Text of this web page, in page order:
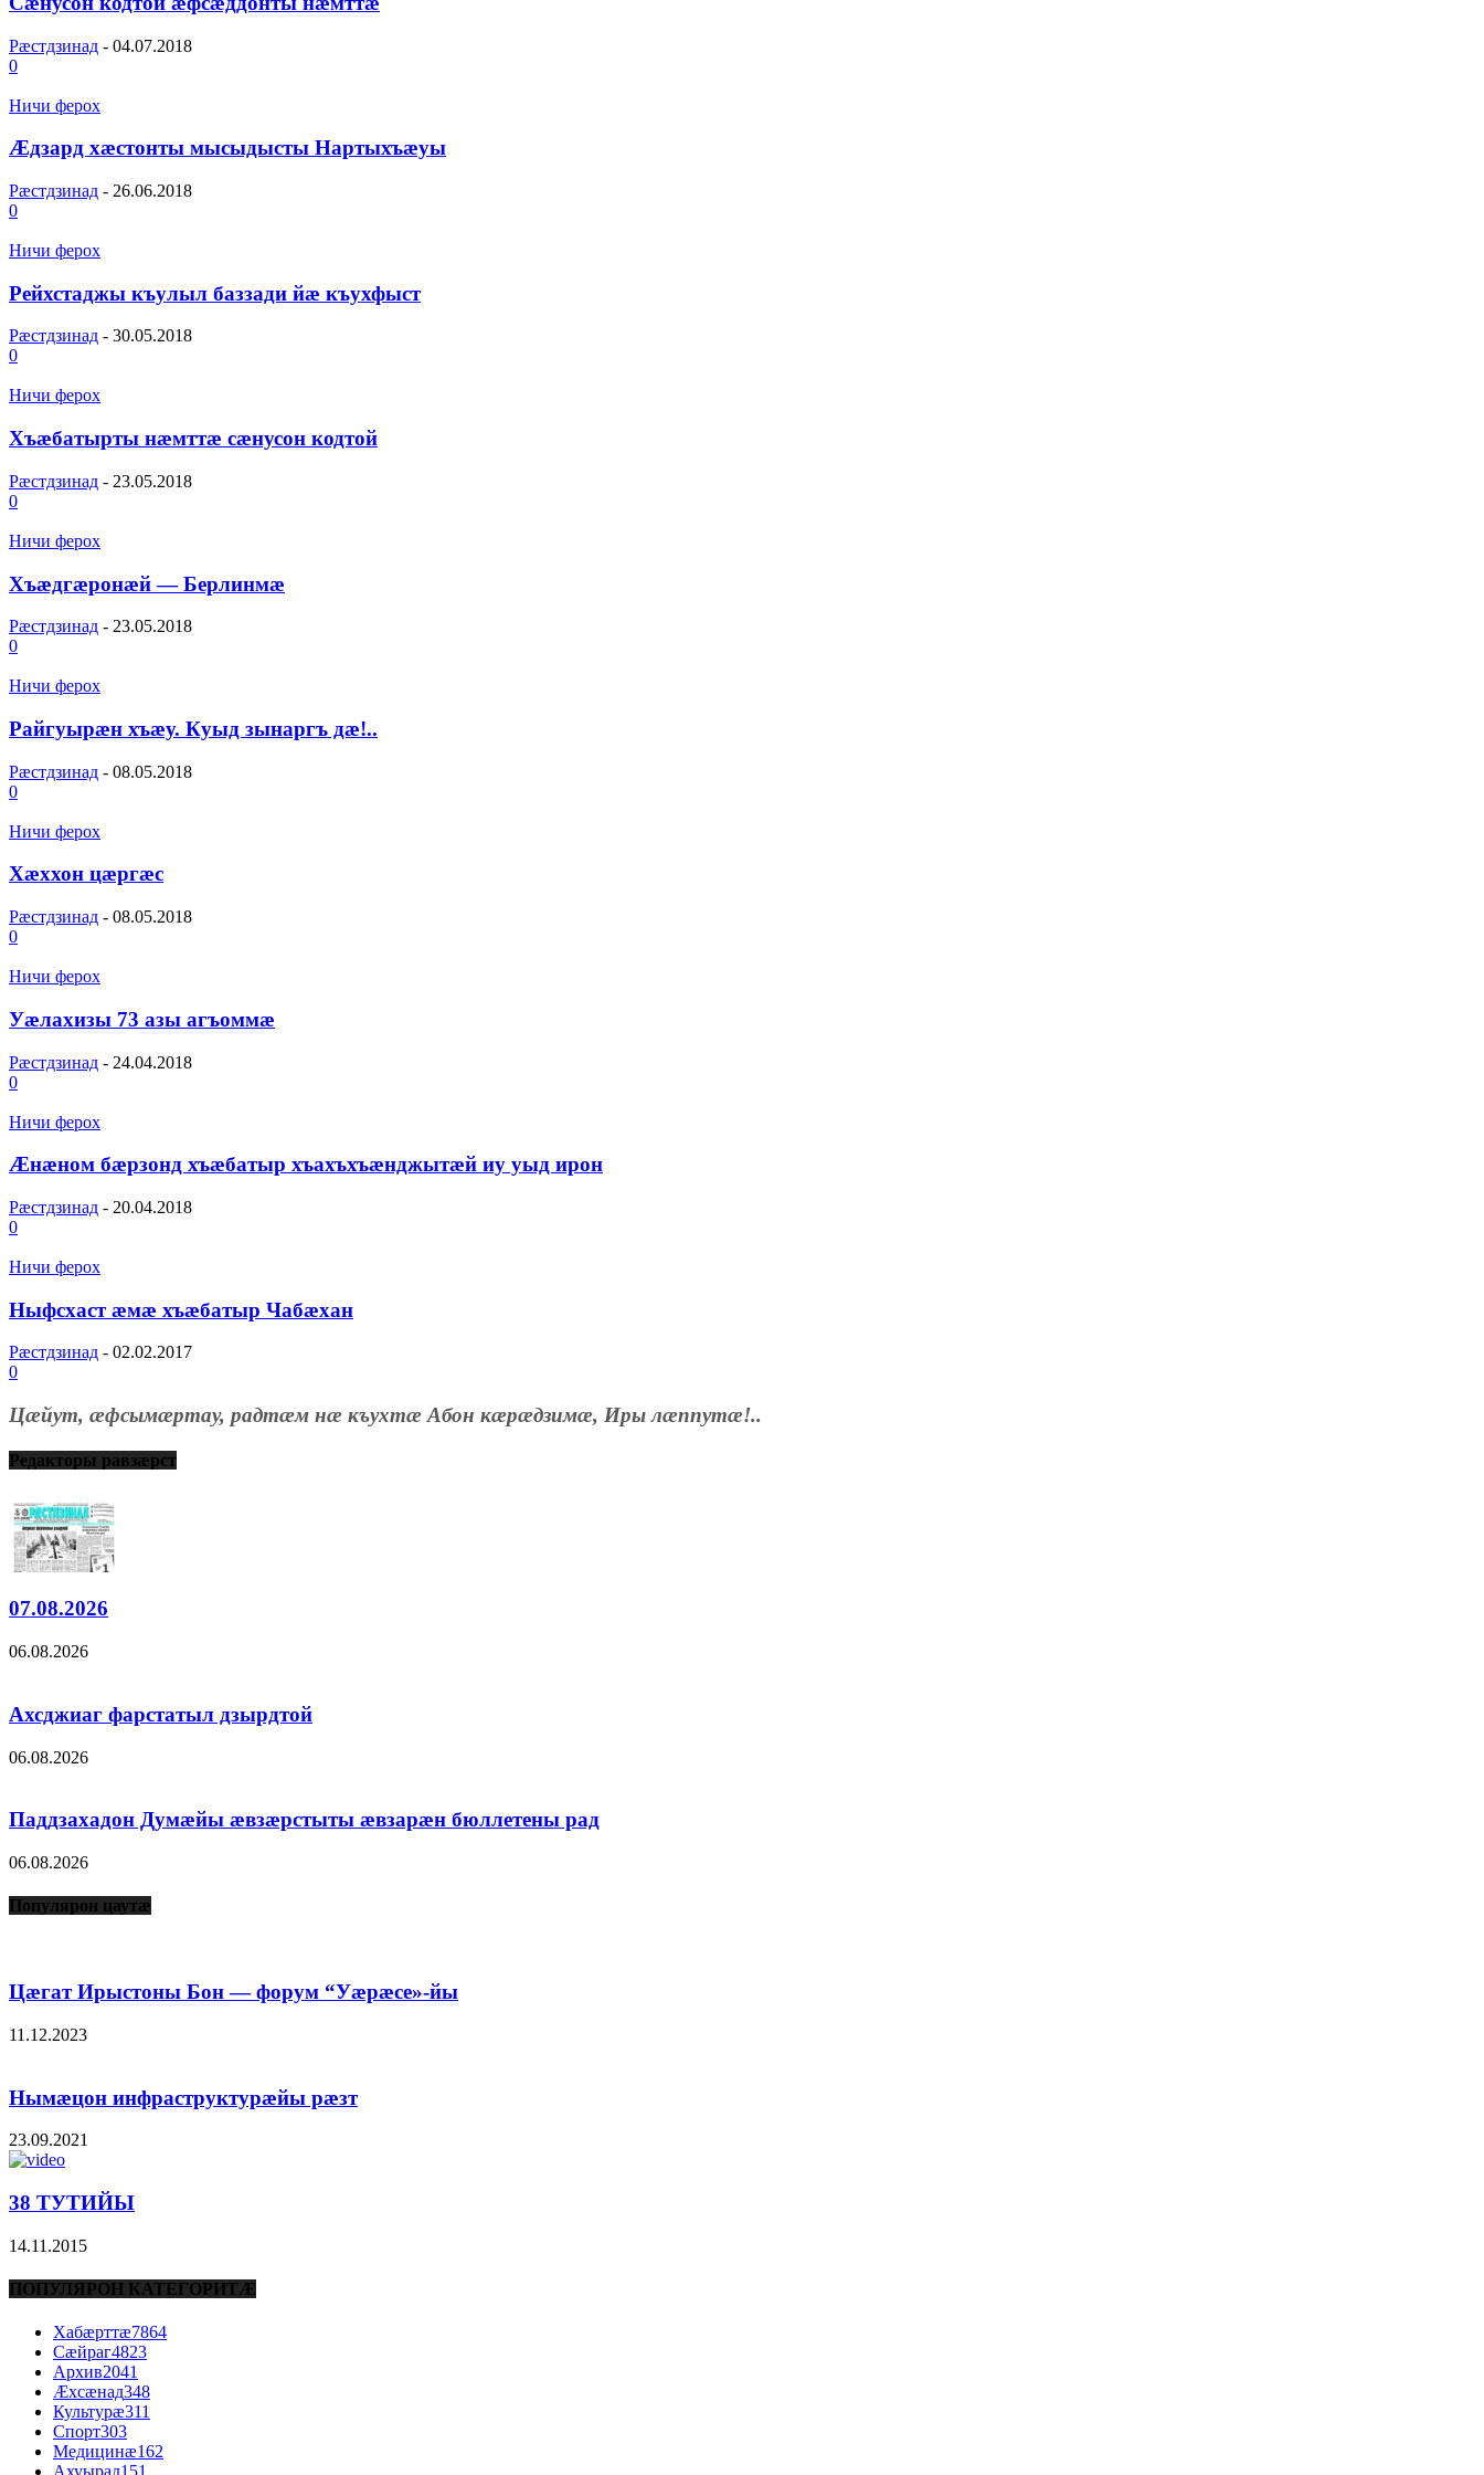
Рæстдзинад - 04.07.2018
0
Ничи ферох
Æдзард хæстонты мысыдысты Нартыхъæуы
Рæстдзинад - 26.06.2018
0
Ничи ферох
Рейхстаджы къулыл баззади йæ къухфыст
Рæстдзинад - 30.05.2018
0
Ничи ферох
Хъæбатырты нæмттæ сæнусон кодтой
Рæстдзинад - 23.05.2018
0
Ничи ферох
Хъæдгæронæй — Берлинмæ
Рæстдзинад - 23.05.2018
0
Ничи ферох
Райгуырæн хъæу. Куыд зынаргъ дæ!..
Рæстдзинад - 08.05.2018
0
Ничи ферох
Хæххон цæргæс
Рæстдзинад - 08.05.2018
0
Ничи ферох
Уӕлахизы 73 азы агъоммӕ
Рæстдзинад - 24.04.2018
0
Ничи ферох
Æнæном бæрзонд хъæбатыр хъахъхъæнджытæй иу уыд ирон
Рæстдзинад - 20.04.2018
0
Ничи ферох
Ныфсхаст æмæ хъæбатыр Чабæхан
Рæстдзинад - 02.02.2017
0
Цæйут, æфсымæртау, радтæм нæ къухтæ Абон кæрæдзимæ, Иры лæппутæ!..
Редакторы равзæрст
07.08.2026
06.08.2026
Ахсджиаг фарстатыл дзырдтой
06.08.2026
Паддзахадон Думæйы æвзæрстыты æвзарæн бюллетены рад
06.08.2026
Популярон цаутæ
Цæгат Ирыстоны Бон — форум “Уæрæсе»-йы
11.12.2023
Нымæцон инфраструктурæйы рæзт
23.09.2021
38 ТУТИЙЫ
14.11.2015
ПОПУЛЯРОН КАТЕГОРИТÆ
Хабæрттæ7864
Сæйраг4823
Архив2041
Æхсæнад348
Культурæ311
Спорт303
Медицинæ162